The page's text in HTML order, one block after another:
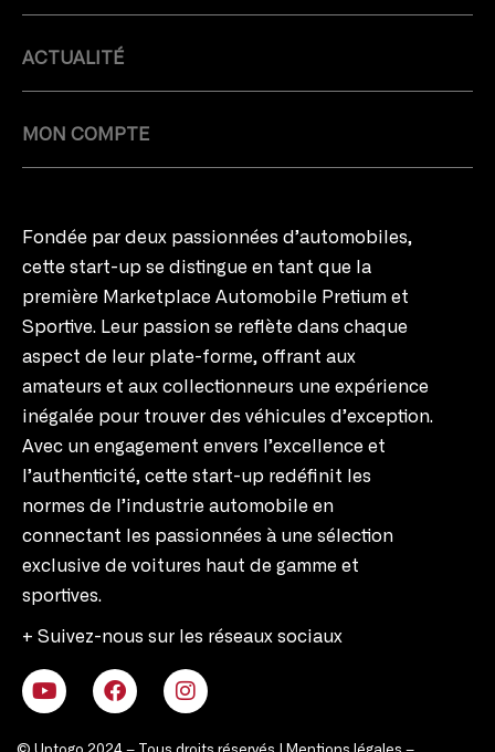
ACTUALITÉ
MON COMPTE
Fondée par deux passionnées d’automobiles,
cette start-up se distingue en tant que la
première Marketplace Automobile Pretium et
Sportive. Leur passion se reflète dans chaque
aspect de leur plate-forme, offrant aux
amateurs et aux collectionneurs une expérience
inégalée pour trouver des véhicules d’exception.
Avec un engagement envers l’excellence et
l’authenticité, cette start-up redéfinit les
normes de l’industrie automobile en
connectant les passionnées à une sélection
exclusive de voitures haut de gamme et
sportives.
+ Suivez-nous sur les réseaux sociaux